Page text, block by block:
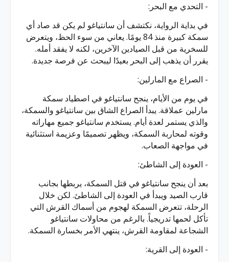
- التحدي مع البحر:
في بداية الرواية، نكتشف أن سانتياغو لم يكن قد صاد أي
سمكة كبيرة منذ 84 يومًا. يعاني من سوء الحظ، ويتعرض
للسخرية من قبل الصيادين الآخرين، لكنه لا يفقد أمله.
يقرر أن يذهب إلى البحر بعيدًا ليبحث عن فرصة جديدة.
- الصراع مع المارلين:
في يوم من الأيام، ينجح سانتياغو في اصطياد سمكة
مارلين عملاقة. يبدأ الصراع الشاق بين سانتياغو والسمكة،
والذي يستمر لعدة أيام. يستخدم سانتياغو جميع مهاراته
وقوته لمحاربة السمكة، ويظهر تصميمًا وعزيمة استثنائية
في مواجهة الصعاب.
- العودة إلى الشاطئ:
بعد أن ينجح سانتياغو في قتل السمكة، يربطها بجانب
قارب الصيد ويبدأ في العودة إلى الشاطئ. لكن خلال
الرحلة، تتعرض السمكة لهجوم من أسماك القرش التي
تأكل لحمها تدريجياً. بالرغم من محاولات سانتياغو
الشجاعة لمقاومة القرش، ينتهي الأمر بخسارة السمكة.
- العودة إلى القرية: